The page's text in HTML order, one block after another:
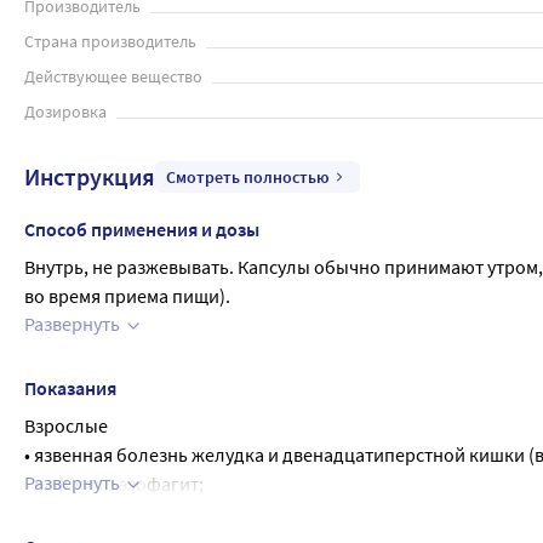
Производитель
Страна производитель
Действующее вещество
Дозировка
Инструкция Смотреть полностью
Способ применения и дозы
Внутрь, не разжевывать. Капсулы обычно принимают
во время приема пищи).
Взрослые
рефлюкс-эзофагита дозу препарата Омепразол-Акрихин
Пациентам, резистентным к лечению другими
лечения при язвенной болезни двенадцатиперстной
При синдроме Золлингера-Эллисона - 60 мг/сутки; при
Развернуть
Показания
Взрослые
• язвенная болезнь желудка и двенадцатиперстной кишки
• рефлюкс-эзофагит;
Развернуть